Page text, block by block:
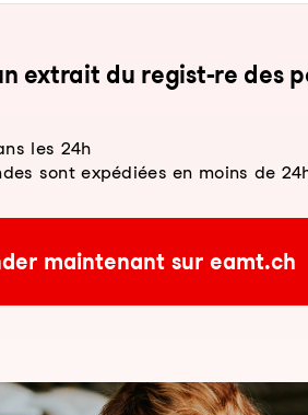
ex­trait du re­gist-re des
les 24h
sont expédiées en moins de
maintenant sur eamt.ch